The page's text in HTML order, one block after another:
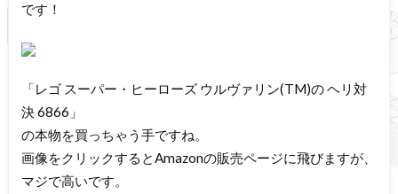
です！
「レゴ スーパー・ヒーローズ ウルヴァリン(TM)の ヘリ対
決 6866」
の本物を買っちゃう手ですね。
画像をクリックするとAmazonの販売ページに飛びますが、
マジで高いです。